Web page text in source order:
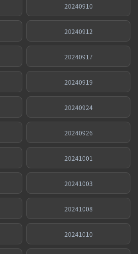
20240910
20240912
20240917
20240919
20240924
20240926
20241001
20241003
20241008
20241010